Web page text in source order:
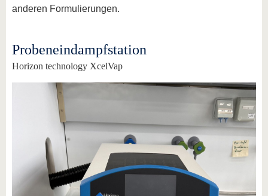
anderen Formulierungen.
Probeneindampfstation
Horizon technology XcelVap